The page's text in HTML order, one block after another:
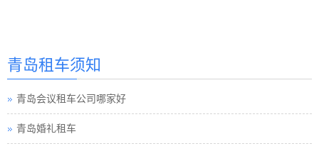
青岛租车须知
青岛会议租车公司哪家好
青岛婚礼租车